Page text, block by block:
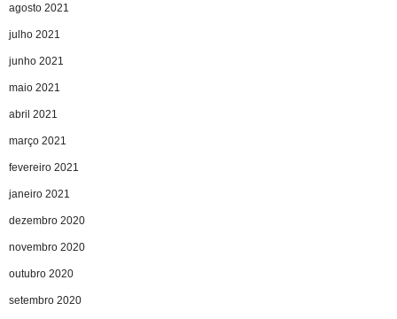
agosto 2021
julho 2021
junho 2021
maio 2021
abril 2021
março 2021
fevereiro 2021
janeiro 2021
dezembro 2020
novembro 2020
outubro 2020
setembro 2020